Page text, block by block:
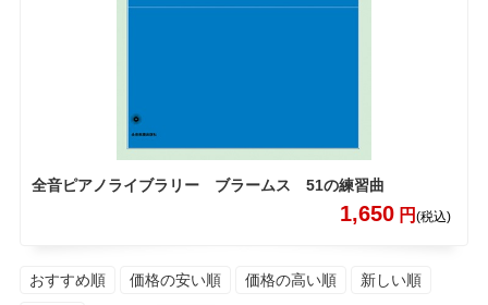
全音ピアノライブラリー ブラームス 51の練習曲
1,650 円(税込)
おすすめ順 価格の安い順 価格の高い順 新しい順